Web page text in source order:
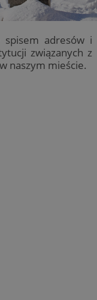
spisem adresów i
związanych z
naszym mieście.